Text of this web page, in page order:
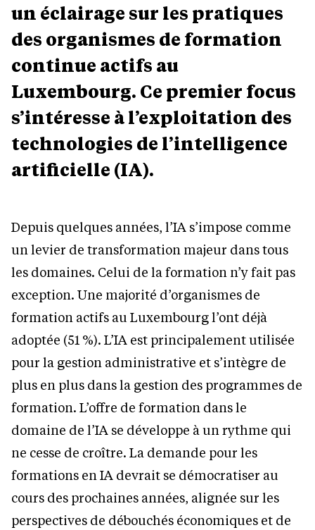
un éclairage sur les pratiques
des organismes de formation
continue actifs au
Luxembourg. Ce premier focus
s’intéresse à l’exploitation des
technologies de l’intelligence
artificielle (IA).
Depuis quelques années, l’IA s’impose comme
un levier de transformation majeur dans tous
les domaines. Celui de la formation n’y fait pas
exception. Une majorité d’organismes de
formation actifs au Luxembourg l’ont déjà
adoptée (51 %). L’IA est principalement utilisée
pour la gestion administrative et s’intègre de
plus en plus dans la gestion des programmes de
formation. L’offre de formation dans le
domaine de l’IA se développe à un rythme qui
ne cesse de croître. La demande pour les
formations en IA devrait se démocratiser au
cours des prochaines années, alignée sur les
perspectives de débouchés économiques et de